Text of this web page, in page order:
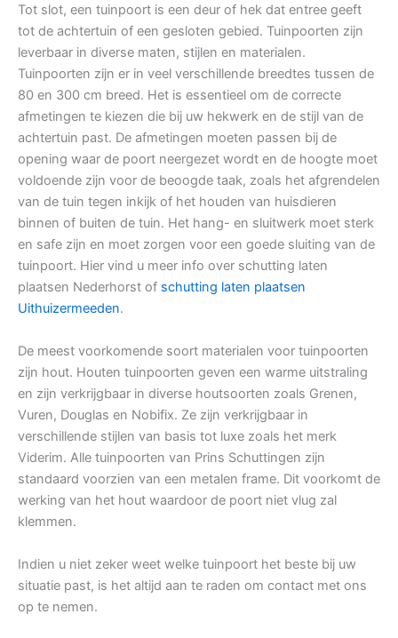
Tot slot, een tuinpoort is een deur of hek dat entree geeft
tot de achtertuin of een gesloten gebied. Tuinpoorten zijn
leverbaar in diverse maten, stijlen en materialen.
Tuinpoorten zijn er in veel verschillende breedtes tussen de
80 en 300 cm breed. Het is essentieel om de correcte
afmetingen te kiezen die bij uw hekwerk en de stijl van de
achtertuin past. De afmetingen moeten passen bij de
opening waar de poort neergezet wordt en de hoogte moet
voldoende zijn voor de beoogde taak, zoals het afgrendelen
van de tuin tegen inkijk of het houden van huisdieren
binnen of buiten de tuin. Het hang- en sluitwerk moet sterk
en safe zijn en moet zorgen voor een goede sluiting van de
tuinpoort. Hier vind u meer info over schutting laten
plaatsen Nederhorst of schutting laten plaatsen
Uithuizermeeden.
De meest voorkomende soort materialen voor tuinpoorten
zijn hout. Houten tuinpoorten geven een warme uitstraling
en zijn verkrijgbaar in diverse houtsoorten zoals Grenen,
Vuren, Douglas en Nobifix. Ze zijn verkrijgbaar in
verschillende stijlen van basis tot luxe zoals het merk
Viderim. Alle tuinpoorten van Prins Schuttingen zijn
standaard voorzien van een metalen frame. Dit voorkomt de
werking van het hout waardoor de poort niet vlug zal
klemmen.
Indien u niet zeker weet welke tuinpoort het beste bij uw
situatie past, is het altijd aan te raden om contact met ons
op te nemen.